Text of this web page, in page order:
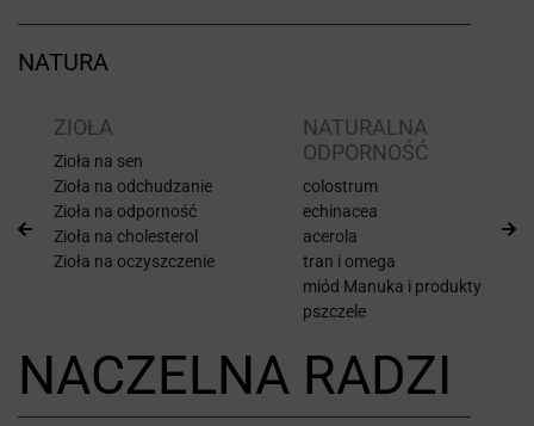
NATURA
ZIOŁA
Zioła na sen
Zioła na odchudzanie
Zioła na odporność
Zioła na cholesterol
Zioła na oczyszczenie
NATURALNA
ODPORNOŚĆ
colostrum
echinacea
acerola
tran i omega
miód Manuka i produkty
pszczele
NACZELNA RADZI